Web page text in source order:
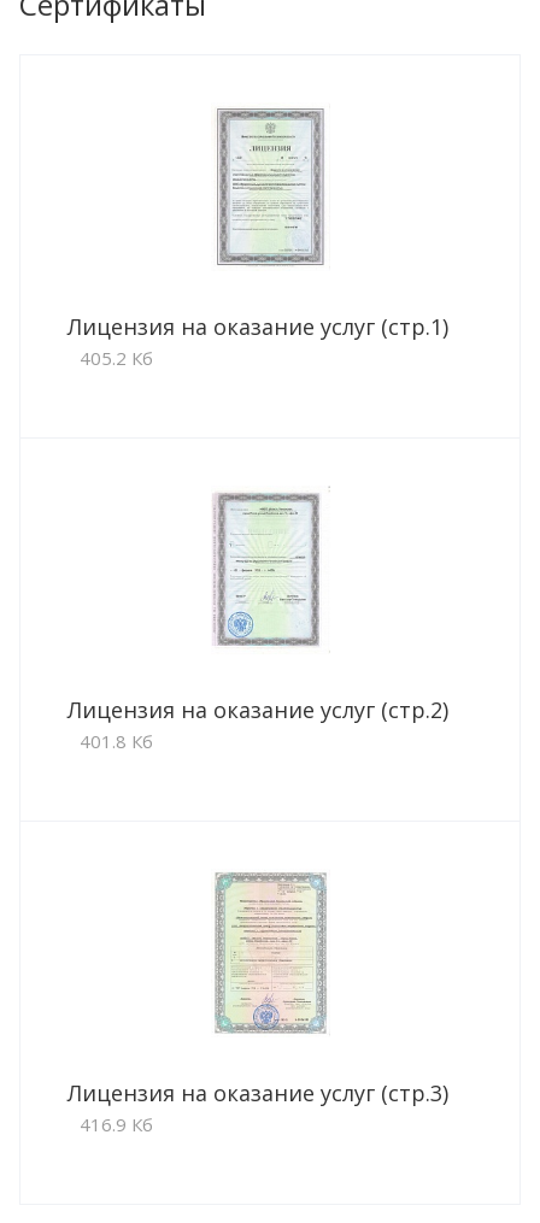
Лицензия на оказание услуг (стр.1)
405.2 Кб
Лицензия на оказание услуг (стр.2)
401.8 Кб
Лицензия на оказание услуг (стр.3)
416.9 Кб